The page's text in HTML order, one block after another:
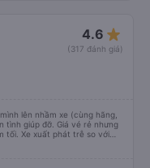
4.6 star_rate
(317 đánh giá)
lên nhầm xe (cùng hãng,
tình giúp đỡ. Giá vé rẻ nhưng
tối. Xe xuất phát trễ so với
có thể thông cảm được.